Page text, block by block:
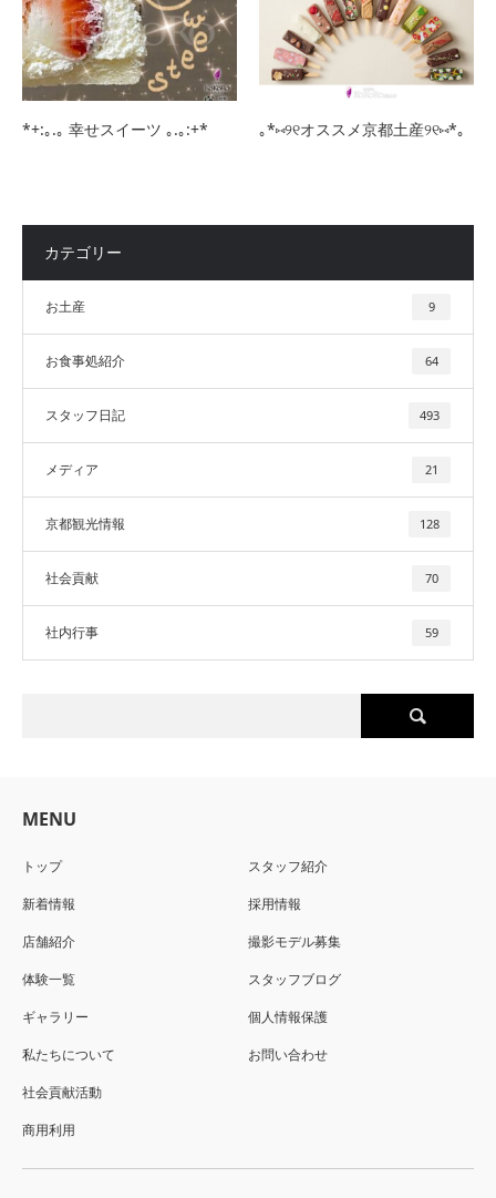
*+:｡.｡ 幸せスイーツ ｡.｡:+* ｡*⑅୨୧オススメ京都土産୨୧⑅*｡
カテゴリー
お土産 9
お食事処紹介 64
スタッフ日記 493
メディア 21
京都観光情報 128
社会貢献 70
社内行事 59
MENU
トップ
新着情報
店舗紹介
体験一覧
ギャラリー
私たちについて
社会貢献活動
商用利用
スタッフ紹介
採用情報
撮影モデル募集
スタッフブログ
個人情報保護
お問い合わせ